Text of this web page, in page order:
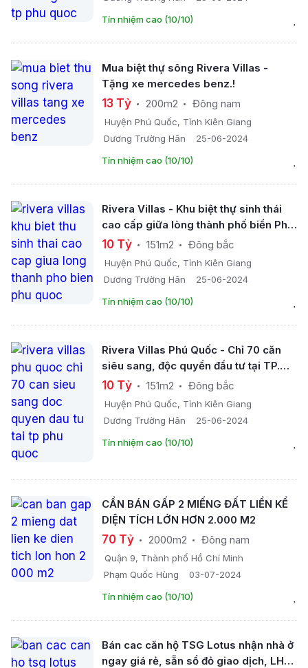
Tín nhiệm cao (10/10)
Mua biệt thự sông Rivera Villas -
Tặng xe mercedes benz.!
13 Tỷ 200m2 Đông nam
Huyện Phú Quốc, Tỉnh Kiên Giang
Dương Trường Hân
25-06-2024
Tín nhiệm cao (10/10)
Rivera Villas - Khu biệt thự sinh thái
cao cấp giữa lòng thành phố biển Phú
Quốc
10 Tỷ 151m2 Đông bắc
Huyện Phú Quốc, Tỉnh Kiên Giang
Dương Trường Hân
25-06-2024
Tín nhiệm cao (10/10)
Rivera Villas Phú Quốc - Chỉ 70 căn
siêu sang, độc quyền đầu tư tại TP.
Phú Quốc
10 Tỷ 151m2 Đông bắc
Huyện Phú Quốc, Tỉnh Kiên Giang
Dương Trường Hân
25-06-2024
Tín nhiệm cao (10/10)
CẦN BÁN GẤP 2 MIẾNG ĐẤT LIỀN KỀ
DIỆN TÍCH LỚN HƠN 2.000 M2
70 Tỷ 2000m2 Đông nam
Quận 9, Thành phố Hồ Chí Minh
Phạm Quốc Hùng
03-07-2024
Tín nhiệm cao (10/10)
Bán cac căn hộ TSG Lotus nhận nhà ở
ngay giá rẻ, sẵn sổ đỏ giao dịch, LH